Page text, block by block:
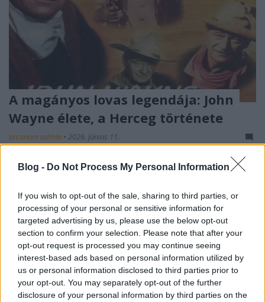
Blog - Do Not Process My Personal Information
If you wish to opt-out of the sale, sharing to third parties, or
processing of your personal or sensitive information for
targeted advertising by us, please use the below opt-out
section to confirm your selection. Please note that after your
opt-out request is processed you may continue seeing
interest-based ads based on personal information utilized by
us or personal information disclosed to third parties prior to
your opt-out. You may separately opt-out of the further
disclosure of your personal information by third parties on the
A magányos lovas legendája: John
Wayne élete, a Herceg története
arcanum admin • 2026. június 11.
John Wayne neve ma is úgy hangzik, mint egy
tekintetű westernhős, aki egy egész korszak ...